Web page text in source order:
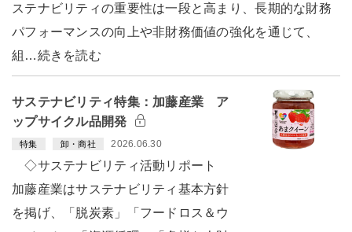
ステナビリティの重要性は一段と高まり、長期的な財務
パフォーマンスの向上や非財務価値の強化を通じて、
組…続きを読む
サステナビリティ特集：加藤産業 ア
ップサイクル品開発
特集 卸・商社 2026.06.30
◇サステナビリティ活動リポート
加藤産業はサステナビリティ基本方針
を掲げ、「脱炭素」「フードロス＆ウ